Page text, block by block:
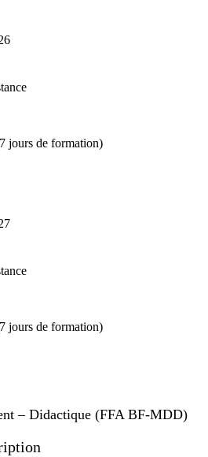
jours de formation)
jours de formation)
– Didactique (FFA BF-MDD)